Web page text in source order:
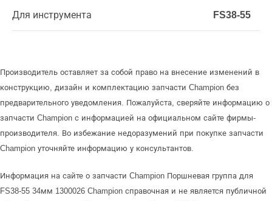
Для инструмента FS38-55
Производитель оставляет за собой право на внесение изменений в
конструкцию, дизайн и комплектацию запчасти Champion без
предварительного уведомления. Пожалуйста, сверяйте информацию о
запчасти Champion с информацией на официальном сайте фирмы-
производителя. Во избежание недоразумений при покупке запчасти
Champion уточняйте информацию у консультантов.
Информация на сайте о запчасти Champion Поршневая группа для
FS38-55 34мм 1300026 Champion справочная и не является публичной